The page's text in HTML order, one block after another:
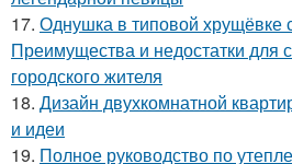
17. Однушка в типовой хрущёвке
Преимущества и недостатки для
городского жителя
18. Дизайн двухкомнатной
и идеи
19. Полное руководство по